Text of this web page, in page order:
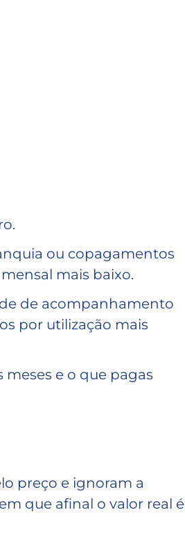
ou copagamentos
mais baixo.
de acompanhamento
por utilização mais
e o que pagas
preço e ignoram a
que afinal o valor real é